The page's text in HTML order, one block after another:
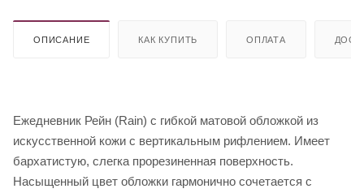
ОПИСАНИЕ КАК КУПИТЬ ОПЛАТА
Ежедневник Рейн (Rain) с гибкой матовой обложкой из
искусственной кожи с вертикальным рифлением. Имеет
бархатистую, слегка прорезиненная поверхность.
Насыщенный цвет обложки гармонично сочетается с